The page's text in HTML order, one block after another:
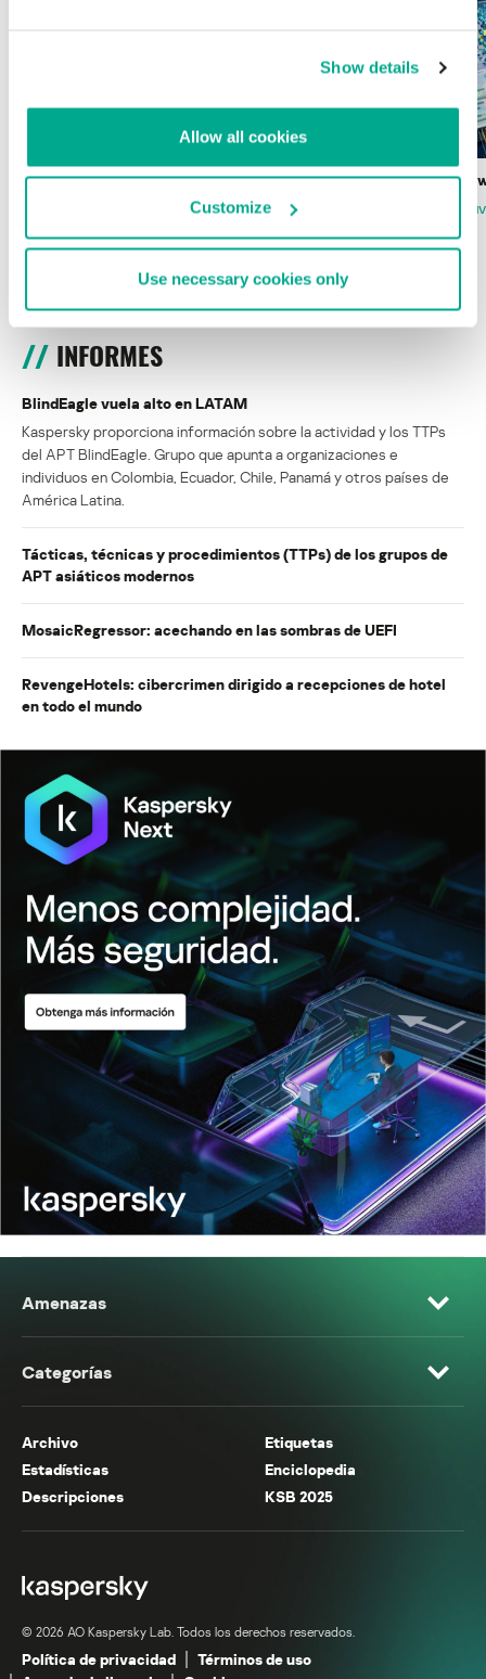
Show details
Allow all cookies
Customize
Use necessary cookies only
Wardriving en México: preparativos para
la Copa Mundial de Fútbol 2026
Estado del
MARC
INFORMES
BlindEagle vuela alto en LATAM
Kaspersky proporciona información sobre la actividad y los TTPs
del APT BlindEagle. Grupo que apunta a organizaciones e
individuos en Colombia, Ecuador, Chile, Panamá y otros países de
América Latina.
Tácticas, técnicas y procedimientos (TTPs) de los grupos de
APT asiáticos modernos
MosaicRegressor: acechando en las sombras de UEFI
RevengeHotels: cibercrimen dirigido a recepciones de hotel
en todo el mundo
Amenazas
Categorías
Archivo
Etiquetas
Estadísticas
Enciclopedia
Descripciones
KSB 2025
© 2026 AO Kaspersky Lab. Todos los derechos reservados.
Política de privacidad
Términos de uso